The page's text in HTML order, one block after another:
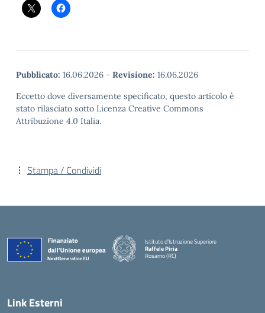
Pubblicato: 16.06.2026 - Revisione: 16.06.2026
Eccetto dove diversamente specificato, questo articolo è
stato rilasciato sotto Licenza Creative Commons
Attribuzione 4.0 Italia.
Stampa / Condividi
Istituto d'Istruzione Superiore
Raffele Piria
Rosarno (RC)
Link Esterni